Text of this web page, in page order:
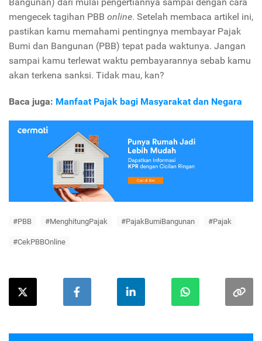
mengecek tagihan PBB online. Setelah membaca artikel ini,
pastikan kamu memahami pentingnya membayar Pajak
Bumi dan Bangunan (PBB) tepat pada waktunya. Jangan
sampai kamu terlewat waktu pembayarannya sebab kamu
akan terkena sanksi. Tidak mau, kan?
Baca juga: Manfaat Pajak bagi Masyarakat dan Negara
#PBB #MenghitungPajak #PajakBumiBangunan #Pajak
#CekPBBOnline